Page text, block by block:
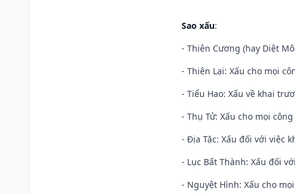
Sao xấu:
- Thiên Cương (hay Diệt
- Thiên Lại: Xấu cho mọi
- Tiểu Hao: Xấu về khai
- Thụ Tử: Xấu cho mọi
- Địa Tặc: Xấu đối với việc
- Lục Bất Thành: Xấu đối
- Nguyệt Hình: Xấu cho